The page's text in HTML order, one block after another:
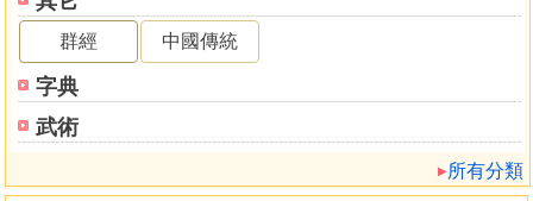
群經 中國傳統
字典
武術
所有分類